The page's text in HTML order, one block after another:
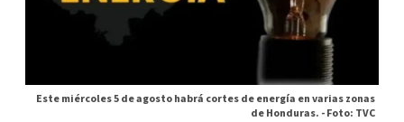
Este miércoles 5 de agosto habrá cortes de energía en varias zonas
de Honduras. -Foto: TVC